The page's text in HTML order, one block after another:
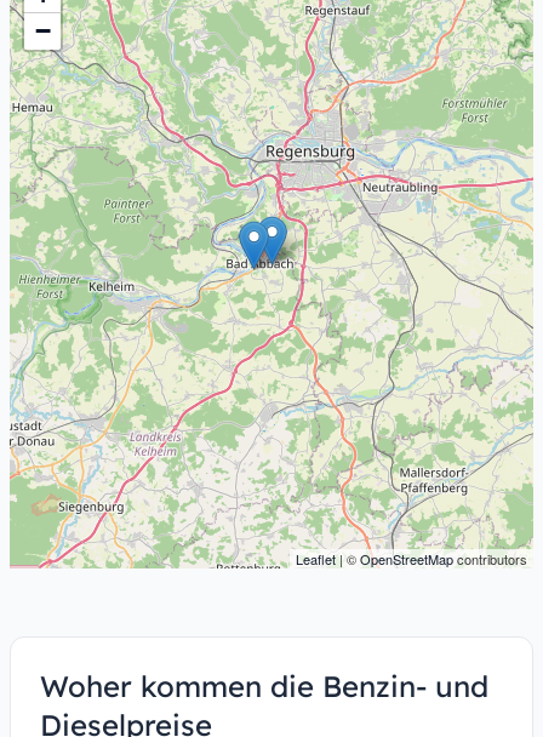
−
Leaflet | ©OpenStreetMapcontributors
Woher kommen die Benzin- und
Dieselpreise